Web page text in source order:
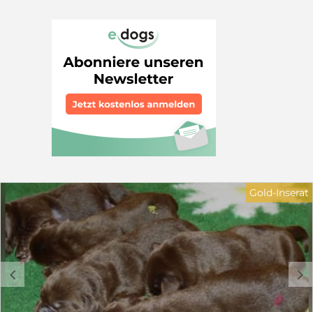
Elterntiere ansehen. Unsere Hündin Amber kommt aus
dem in der Foxred-Labrador-Zucht wohl bekanntesten
europäischen Zuchtstätte "Od Himalájského cedru", die
ihre Zucht aus den populärsten 3 US-Linien aufgebaut
hat. Der Vater "tjotte's classic shade of yellow" genannt
"SACCO" stammt aus Schweden und bringt das
begehrte Rubywood-Blut mit. Beide Elterntiere sind
absolut gutmütige Familienhunde und "Hingucker";
stolze Vertreter ihrer Rasse. Die Welpen sind Anfang
Juni Geboren und werden Ende August abgegeben. Wir
oder Besuchen auch am WE kommen. Weitere Info:
0174 1893848
c d
Gold-Inserat